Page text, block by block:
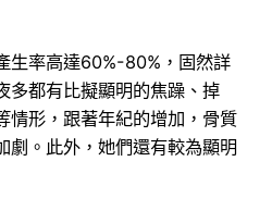
生率高達60%-80%，固然詳
多都有比擬顯明的焦躁、掉
情形，跟著年紀的增加，骨質
劇。此外，她們還有較為顯明